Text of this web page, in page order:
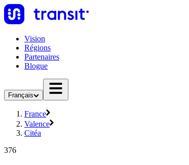
Vision
Régions
Partenaires
Blogue
Français
France
Valence
Citéa
376